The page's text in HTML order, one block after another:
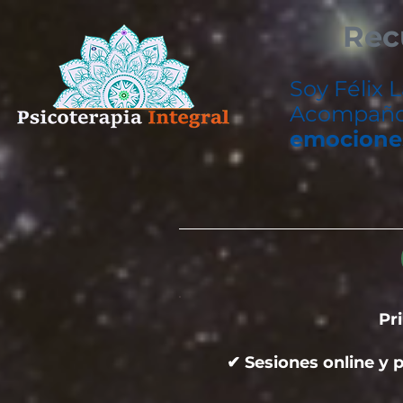
Soy Félix
✔ Sesiones online